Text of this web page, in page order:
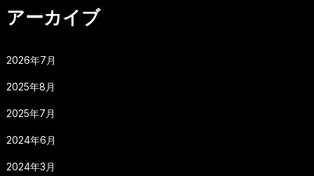
アーカイブ
2026年7月
2025年8月
2025年7月
2024年6月
2024年3月